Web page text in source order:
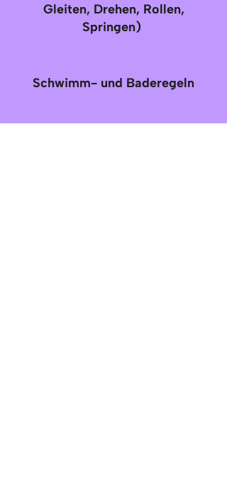
Gleiten, Drehen, Rollen,
Springen)
Schwimm- und Baderegeln